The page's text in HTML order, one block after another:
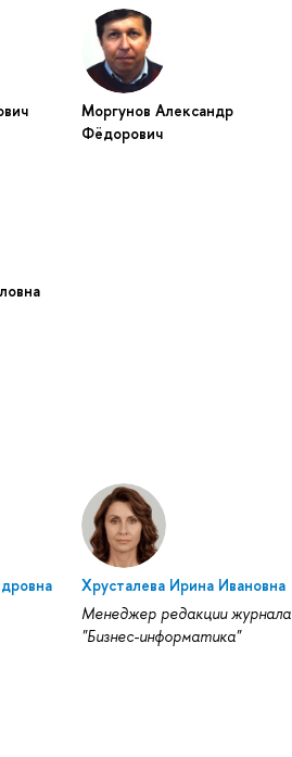
Моргунов Александр
Фёдорович
Хрусталева Ирина Ивановна
Менеджер редакции журнала
"Бизнес-информатика"